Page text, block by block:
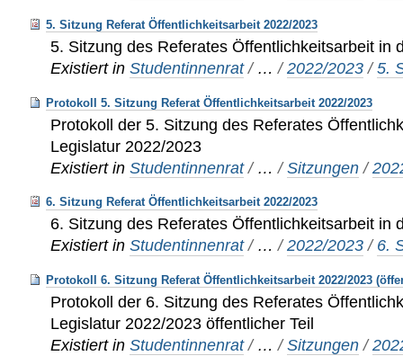
5. Sitzung Referat Öffentlichkeitsarbeit 2022/2023
5. Sitzung des Referates Öffentlichkeitsarbeit in
Existiert in Studentinnenrat / …/2022/2023 /5.
Protokoll 5. Sitzung Referat Öffentlichkeitsarbeit 2022/2023
Protokoll der 5. Sitzung des Referates
Legislatur 2022/2023
Existiert in Studentinnenrat / …/Sitzungen /
6. Sitzung Referat Öffentlichkeitsarbeit 2022/2023
6. Sitzung des Referates Öffentlichkeitsarbeit in
Existiert in Studentinnenrat / …/2022/2023 / 6.
Protokoll 6. Sitzung Referat Öffentlichkeitsarbeit 2022/2023
Protokoll der 6. Sitzung des Referates
Legislatur 2022/2023 öffentlicher Teil
Existiert in Studentinnenrat / …/Sitzungen /